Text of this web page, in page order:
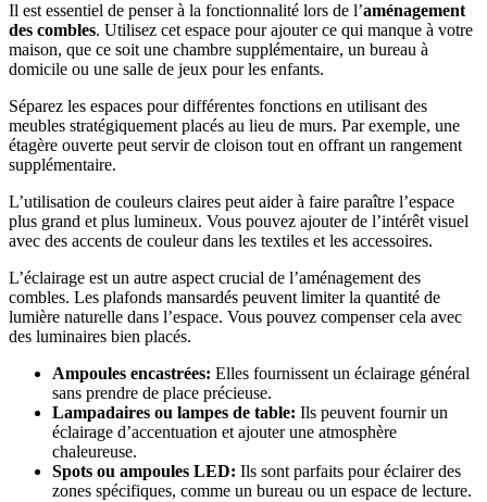
Il est essentiel de penser à la fonctionnalité lors de l’aménagement
des combles. Utilisez cet espace pour ajouter ce qui manque à votre
maison, que ce soit une chambre supplémentaire, un bureau à
domicile ou une salle de jeux pour les enfants.
Séparez les espaces pour différentes fonctions en utilisant des
meubles stratégiquement placés au lieu de murs. Par exemple, une
étagère ouverte peut servir de cloison tout en offrant un rangement
supplémentaire.
L’utilisation de couleurs claires peut aider à faire paraître l’espace
plus grand et plus lumineux. Vous pouvez ajouter de l’intérêt visuel
avec des accents de couleur dans les textiles et les accessoires.
L’éclairage est un autre aspect crucial de l’aménagement des
combles. Les plafonds mansardés peuvent limiter la quantité de
lumière naturelle dans l’espace. Vous pouvez compenser cela avec
des luminaires bien placés.
Ampoules encastrées: Elles fournissent un éclairage général
sans prendre de place précieuse.
Lampadaires ou lampes de table: Ils peuvent fournir un
éclairage d’accentuation et ajouter une atmosphère
chaleureuse.
Spots ou ampoules LED: Ils sont parfaits pour éclairer des
zones spécifiques, comme un bureau ou un espace de lecture.